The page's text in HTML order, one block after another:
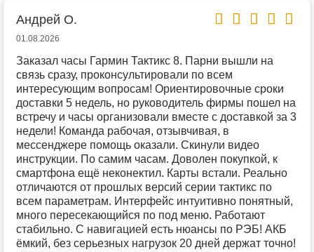
Андрей О.
01.08.2026
Заказал часы Гармин Тактикс 8. Парни вышли на
связь сразу, проконсультировали по всем
интересующим вопросам! Ориентировочные сроки
доставки 5 недель, но руководитель фирмы пошел на
встречу и часы организовали вместе с доставкой за 3
недели! Команда рабочая, отзывчивая, в
мессенджере помощь оказали. Скинули видео
инструкции. По самим часам. Доволен покупкой, к
смартфона ещё неконектил. Карты встали. Реально
отличаются от прошлых версий серии тактикс по
всем параметрам. Интерфейс интуитивно понятный,
много пересекающийся по под меню. Работают
стабильно. С навигацией есть нюансы по РЭБ! АКБ
ёмкий, без серьезных нагрузок 20 дней держат точно!